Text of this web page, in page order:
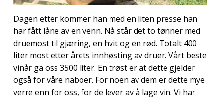
Dagen etter kommer han med en liten presse han
har fått låne av en venn. Nå står det to tønner med
druemost til gjæring, en hvit og en rød. Totalt 400
liter most etter årets innhøsting av druer. Vårt beste
vinår ga oss 3500 liter. En trøst er at dette gjelder
også for våre naboer. For noen av dem er dette mye
verre enn for oss, for de lever av å lage vin. Vi har